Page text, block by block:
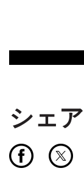
シェ